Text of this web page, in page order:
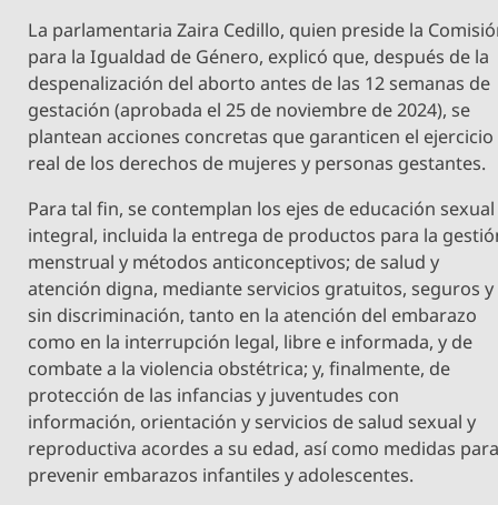
La parlamentaria Zaira Cedillo, quien preside la
para la Igualdad de Género, explicó que, después de la
despenalización del aborto antes de las 12 semanas de
gestación (aprobada el 25 de noviembre de 2024), se
plantean acciones concretas que garanticen el ejercicio
real de los derechos de mujeres y personas gestantes.
Para tal fin, se contemplan los ejes de educación sexual
integral, incluida la entrega de productos para la
menstrual y métodos anticonceptivos; de salud y
atención digna, mediante servicios gratuitos, seguros y
sin discriminación, tanto en la atención del embarazo
como en la interrupción legal, libre e informada, y de
combate a la violencia obstétrica; y, finalmente, de
protección de las infancias y juventudes con
información, orientación y servicios de salud sexual y
reproductiva acordes a su edad, así como medidas
prevenir embarazos infantiles y adolescentes.